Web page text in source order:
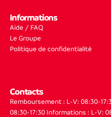
Informations
Aide / FAQ
Le Groupe
Politique de confidentialité
Contacts
Remboursement : L-V: 08:30-
08:30-17:30 Informations : L-V: